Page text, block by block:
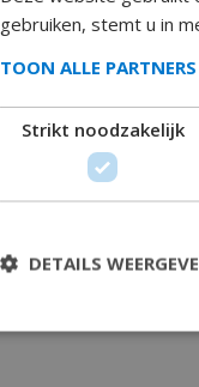
gebruiken, stemt u in
TOON ALLE PARTNERS
Strikt noodzakelijk
DETAILS